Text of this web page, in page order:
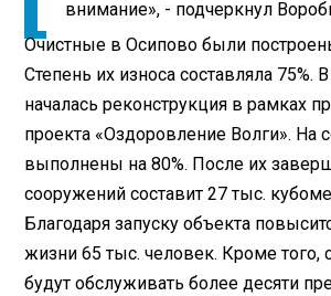
внимание», - подчеркнул
Очистные в Осипово были
Степень их износа составляла 75%.
началась реконструкция в рамках
проекта «Оздоровление Волги». На
выполнены на 80%. После их
сооружений составит 27 тыс.
Благодаря запуску объекта
жизни 65 тыс. человек. Кроме того,
будут обслуживать более десяти